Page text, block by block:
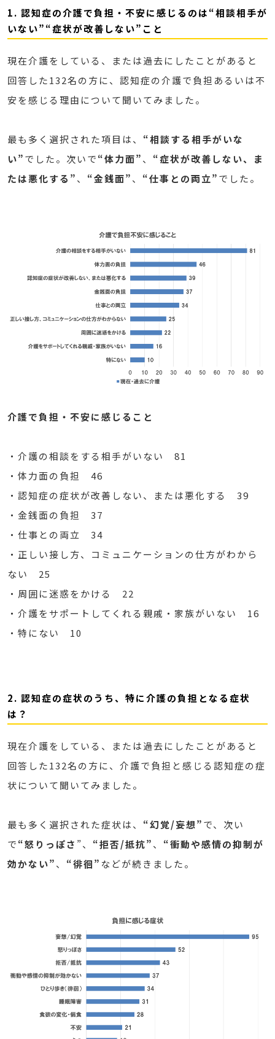
1. 認知症の介護で負担・不安に感じるのは“相談相手が
いない”“症状が改善しない”こと
現在介護をしている、または過去にしたことがあると
回答した132名の方に、認知症の介護で負担あるいは不
安を感じる理由について聞いてみました。
最も多く選択された項目は、 “相談する相手がいな
い”でした。次いで“体力面”、 “症状が改善しない、ま
たは悪化する”、 “金銭面”、 “仕事との両立”でした。
介護で負担・不安に感じること
・介護の相談をする相手がいない 81
・体力面の負担 46
・認知症の症状が改善しない、または悪化する 39
・金銭面の負担 37
・仕事との両立 34
・正しい接し方、コミュニケーションの仕方がわから
ない 25
・周囲に迷惑をかける 22
・介護をサポートしてくれる親戚・家族がいない 16
・特にない 10
2. 認知症の症状のうち、特に介護の負担となる症状
は？
現在介護をしている、または過去にしたことがあると
回答した132名の方に、介護で負担と感じる認知症の症
状について聞いてみました。
最も多く選択された症状は、 “幻覚/妄想”で、次い
で“怒りっぽさ ”、 “拒否/抵抗”、 “衝動や感情の抑制が
効かない”、 “徘徊” などが続きました。